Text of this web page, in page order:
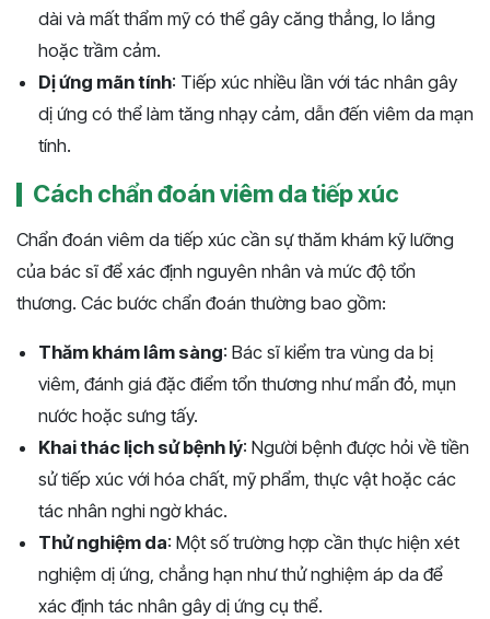
dài và mất thẩm mỹ có thể gây căng thẳng, lo lắng
hoặc trầm cảm.
Dị ứng mãn tính: Tiếp xúc nhiều lần với tác nhân gây
dị ứng có thể làm tăng nhạy cảm, dẫn đến viêm da mạn
tính.
Cách chẩn đoán viêm da tiếp xúc
Chẩn đoán viêm da tiếp xúc cần sự thăm khám kỹ lưỡng
của bác sĩ để xác định nguyên nhân và mức độ tổn
thương. Các bước chẩn đoán thường bao gồm:
Thăm khám lâm sàng: Bác sĩ kiểm tra vùng da bị
viêm, đánh giá đặc điểm tổn thương như mẩn đỏ, mụn
nước hoặc sưng tấy.
Khai thác lịch sử bệnh lý: Người bệnh được hỏi về tiền
sử tiếp xúc với hóa chất, mỹ phẩm, thực vật hoặc các
tác nhân nghi ngờ khác.
Thử nghiệm da: Một số trường hợp cần thực hiện xét
nghiệm dị ứng, chẳng hạn như thử nghiệm áp da để
xác định tác nhân gây dị ứng cụ thể.